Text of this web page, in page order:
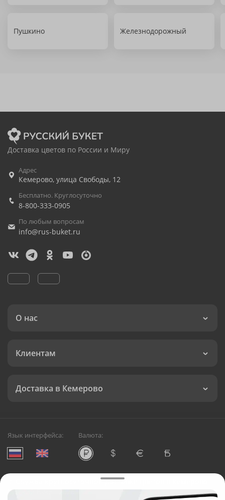
Пушкино Железнодорожный
Доставка цветов по России и Миру
Адрес
Кемерово, улица Свободы, 12
Бесплатно. Круглосуточно
8-800-333-0905
По любым вопросам
info@rus-buket.ru
О нас
Клиентам
Доставка в Кемерово
Язык интерфейса: Валюта:
Служба круглосуточной доставки цветов в Кемерово
Русский Букет, 2026